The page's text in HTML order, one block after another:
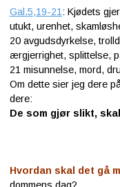
Gal.5,19-21 : Kjødets
utukt, urenhet,
20 avgudsdyrkelse,
ærgjerrighet, splittelse,
21 misunnelse, mord,
Om dette sier jeg dere
dere:
De som gjør slikt,
Hvordan skal det gå
dommens dag?